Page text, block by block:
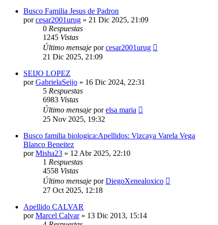
Busco Familia Jesus de Padron
porcesar2001urug » 21 Dic 2025, 21:09
0 Respuestas
1245 Vistas
Último mensaje porcesar2001urug
21 Dic 2025, 21:09
SEIJO LOPEZ
porGabrielaSeijo » 16 Dic 2024, 22:31
5 Respuestas
6983 Vistas
Último mensaje porelsa maria
25 Nov 2025, 19:32
Busco familia biologica:Apellidos: Vizcaya Varela Vega
Blanco Beneitez
porMisha23 » 12 Abr 2025, 22:10
1 Respuestas
4558 Vistas
Último mensaje porDiegoXenealoxico
27 Oct 2025, 12:18
Apellido CALVAR
porMarcel Calvar» 13 Dic 2013, 15:14